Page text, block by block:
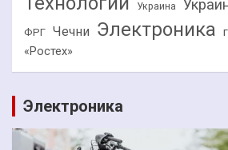
Украина
ФРГ Чечни Электроника
«Ростех»
Электроника